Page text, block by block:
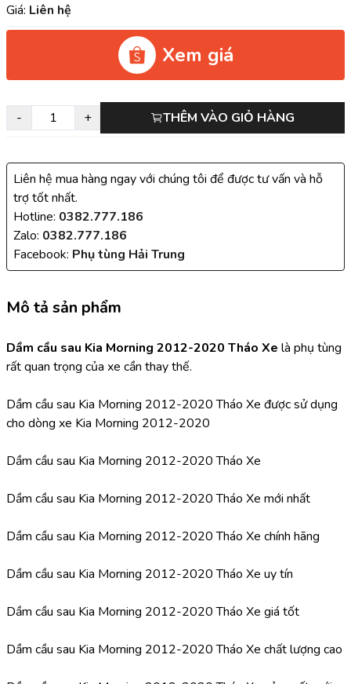
Giá: Liên hệ
Xem giá
- + THÊM VÀO GIỎ HÀNG
Liên hệ mua hàng ngay với chúng tôi để được tư vấn và hỗ
trợ tốt nhất.
Hotline: 0382.777.186
Zalo: 0382.777.186
Facebook: Phụ tùng Hải Trung
Mô tả sản phẩm
Dầm cầu sau Kia Morning 2012-2020 Tháo Xe là phụ tùng
rất quan trọng của xe cần thay thế.
Dầm cầu sau Kia Morning 2012-2020 Tháo Xe được sử dụng
cho dòng xe Kia Morning 2012-2020
Dầm cầu sau Kia Morning 2012-2020 Tháo Xe
Dầm cầu sau Kia Morning 2012-2020 Tháo Xe mới nhất
Dầm cầu sau Kia Morning 2012-2020 Tháo Xe chính hãng
Dầm cầu sau Kia Morning 2012-2020 Tháo Xe uy tín
Dầm cầu sau Kia Morning 2012-2020 Tháo Xe giá tốt
Dầm cầu sau Kia Morning 2012-2020 Tháo Xe chất lượng cao